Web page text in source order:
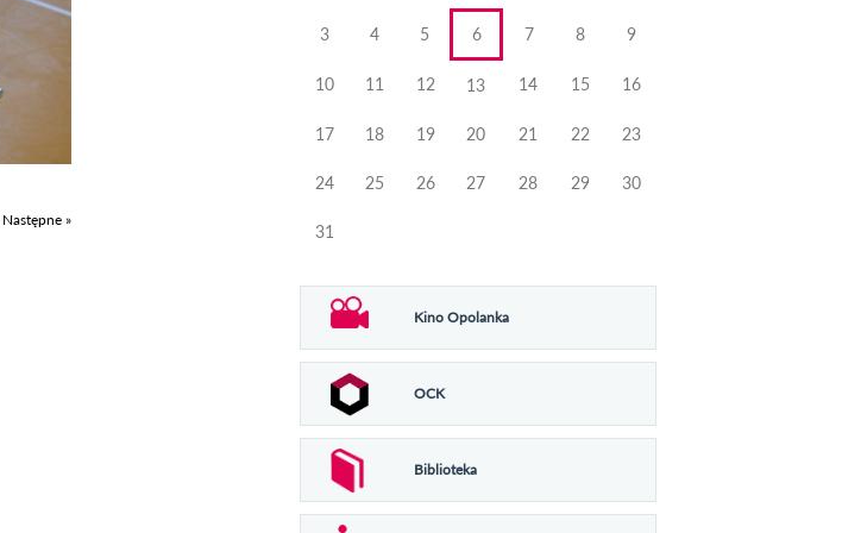
Następne »
3 4 5 6 7 8 9
10 11 12 13 14 15 16
17 18 19 20 21 22 23
24 25 26 27 28 29 30
31
Kino Opolanka
OCK
Biblioteka